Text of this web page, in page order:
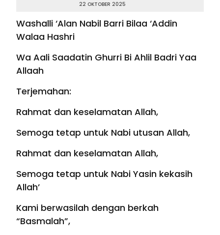
22 OKTOBER 2025
Washalli ‘Alan Nabil Barri Bilaa ‘Addin
Walaa Hashri
Wa Aali Saadatin Ghurri Bi Ahlil Badri Yaa
Allaah
Terjemahan:
Rahmat dan keselamatan Allah,
Semoga tetap untuk Nabi utusan Allah,
Rahmat dan keselamatan Allah,
Semoga tetap untuk Nabi Yasin kekasih
Allah’
Kami berwasilah dengan berkah
“Basmalah”,